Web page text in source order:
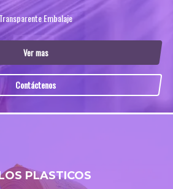
Embalaje
Ver mas
Contáctenos
PLASTICOS